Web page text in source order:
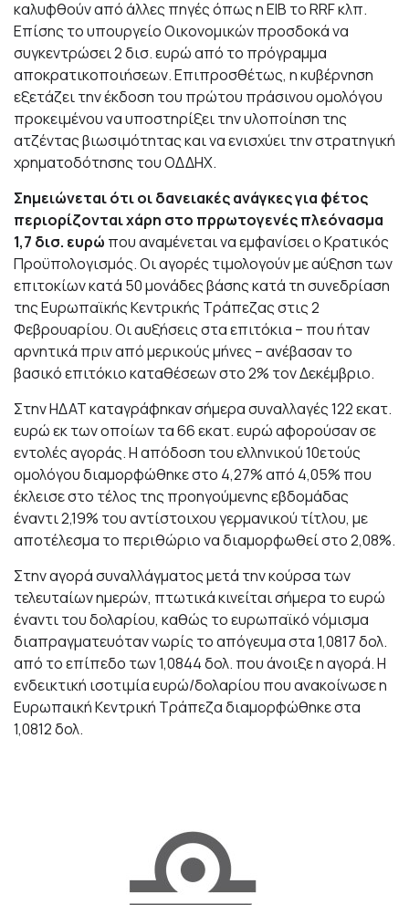
καλυφθούν από άλλες πηγές όπως η EIB το RRF κλπ.
Επίσης το υπουργείο Οικονομικών προσδοκά να
συγκεντρώσει 2 δισ. ευρώ από το πρόγραμμα
αποκρατικοποιήσεων. Επιπροσθέτως, η κυβέρνηση
εξετάζει την έκδοση του πρώτου πράσινου ομολόγου
προκειμένου να υποστηρίξει την υλοποίηση της
ατζέντας βιωσιμότητας και να ενισχύει την στρατηγική
χρηματοδότησης του ΟΔΔΗΧ.
Σημειώνεται ότι οι δανειακές ανάγκες για φέτος
περιορίζονται χάρη στο πρρωτογενές πλεόνασμα
1,7 δισ. ευρώ που αναμένεται να εμφανίσει ο Κρατικός
Προϋπολογισμός. Οι αγορές τιμολογούν με αύξηση των
επιτοκίων κατά 50 μονάδες βάσης κατά τη συνεδρίαση
της Ευρωπαϊκής Κεντρικής Τράπεζας στις 2
Φεβρουαρίου. Οι αυξήσεις στα επιτόκια – που ήταν
αρνητικά πριν από μερικούς μήνες – ανέβασαν το
βασικό επιτόκιο καταθέσεων στο 2% τον Δεκέμβριο.
Στην ΗΔΑΤ καταγράφηκαν σήμερα συναλλαγές 122 εκατ.
ευρώ εκ των οποίων τα 66 εκατ. ευρώ αφορούσαν σε
εντολές αγοράς. Η απόδοση του ελληνικού 10ετούς
ομολόγου διαμορφώθηκε στο 4,27% από 4,05% που
έκλεισε στο τέλος της προηγούμενης εβδομάδας
έναντι 2,19% του αντίστοιχου γερμανικού τίτλου, με
αποτέλεσμα το περιθώριο να διαμορφωθεί στο 2,08%.
Στην αγορά συναλλάγματος μετά την κούρσα των
τελευταίων ημερών, πτωτικά κινείται σήμερα το ευρώ
έναντι του δολαρίου, καθώς το ευρωπαϊκό νόμισμα
διαπραγματευόταν νωρίς το απόγευμα στα 1,0817 δολ.
από το επίπεδο των 1,0844 δολ. που άνοιξε η αγορά. Η
ενδεικτική ισοτιμία ευρώ/δολαρίου που ανακοίνωσε η
Ευρωπαική Κεντρική Τράπεζα διαμορφώθηκε στα
1,0812 δολ.